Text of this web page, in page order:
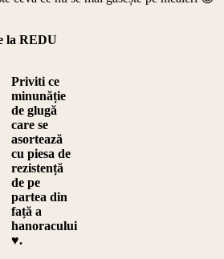
la REDU
Priviti ce
minunăție
de glugă
care se
asortează
cu piesa de
rezistență
de pe
partea din
față a
hanoracului
♥️.